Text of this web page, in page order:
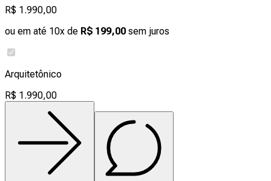
R$ 1.990,00
ou em até 10x de R$ 199,00 sem juros
Arquitetônico
R$ 1.990,00